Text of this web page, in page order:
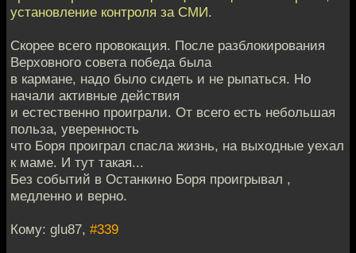
установление контроля за СМИ.
Скорее всего провокация. После разблокирования
Верховного совета победа была
в кармане, надо было сидеть и не рыпаться. Но
начали активные действия
и естественно проиграли. От всего есть небольшая
польза, уверенность
что Боря проиграл спасла жизнь, на выходные уехал
к маме. И тут такая...
Без событий в Останкино Боря проигрывал ,
медленно и верно.
Кому: glu87, #339